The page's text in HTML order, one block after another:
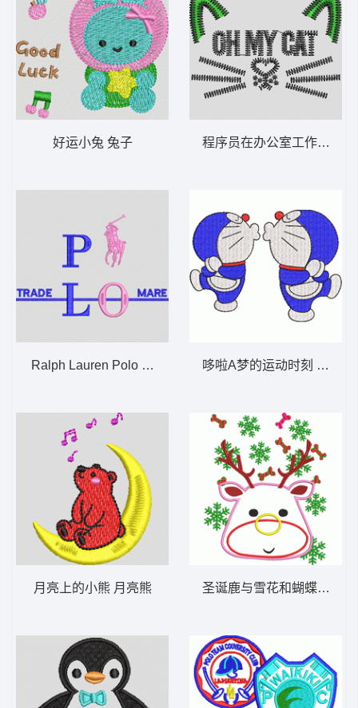
好运小兔 兔子
Ralph Lauren Polo Trade Logo 保罗
月亮上的小熊 月亮熊
程序员在办公室工作 猫
哆啦A梦的运动时刻 哆啦A
圣诞鹿与雪花和蝴蝶结 圣